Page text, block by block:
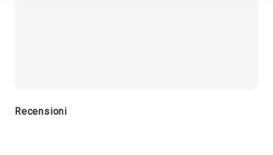
Recensioni